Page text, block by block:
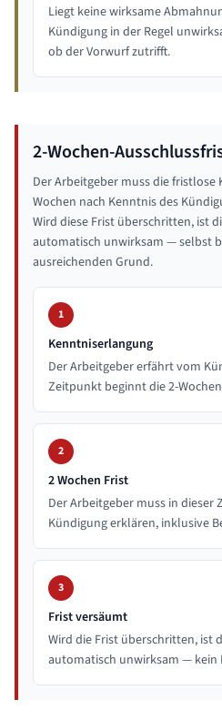
Liegt keine wirksame
Kündigung in der Regel
ob der Vorwurf zutrifft.
2-Wochen-
Der Arbeitgeber muss die
Wochen nach Kenntnis des
Wird diese Frist überschritten, ist
automatisch unwirksam — selbst
ausreichenden Grund.
1
Kenntniserlangung
Der Arbeitgeber erfährt vom
Zeitpunkt beginnt die 2-
2
2 Wochen Frist
Der Arbeitgeber muss in dieser
Kündigung erklären, inklusive
3
Frist versäumt
Wird die Frist überschritten, ist
automatisch unwirksam — kein